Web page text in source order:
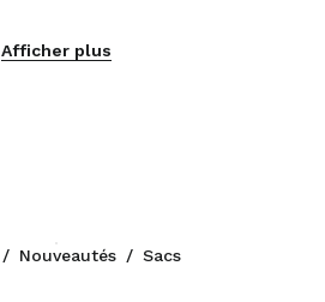
Afficher plus
/ Nouveautés / Sacs